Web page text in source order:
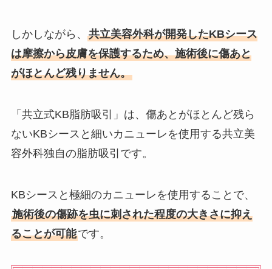
しかしながら、 共立美容外科が開発したKBシース
は摩擦から皮膚を保護するため、施術後に傷あと
がほとんど残りません。
「共立式KB脂肪吸引」は、傷あとがほとんど残ら
ないKBシースと細いカニューレを使用する共立美
容外科独自の脂肪吸引です。
KBシースと極細のカニューレを使用することで、
施術後の傷跡を虫に刺された程度の大きさに抑え
ることが可能です。